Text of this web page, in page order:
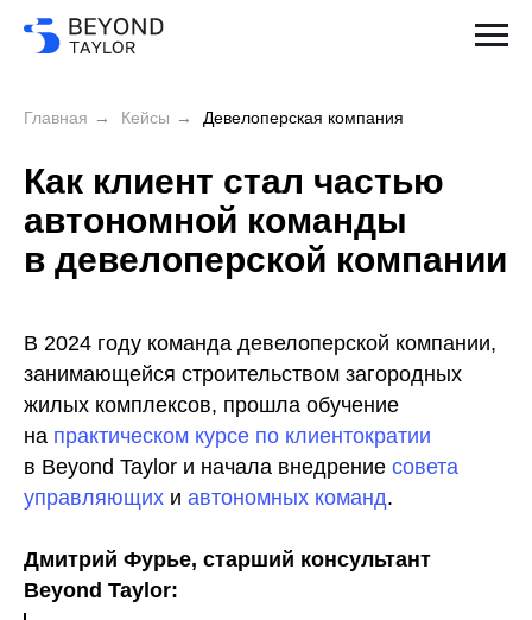
Главная → Кейсы → Девелоперская компания
Как клиент стал частью
автономной команды
в девелоперской компании
В 2024 году команда девелоперской компании,
занимающейся строительством загородных
жилых комплексов, прошла обучение
на практическом курсе по клиентократии
в Beyond Taylor и начала внедрение совета
управляющих и автономных команд.
Дмитрий Фурье, старший консультант
Beyond Taylor: